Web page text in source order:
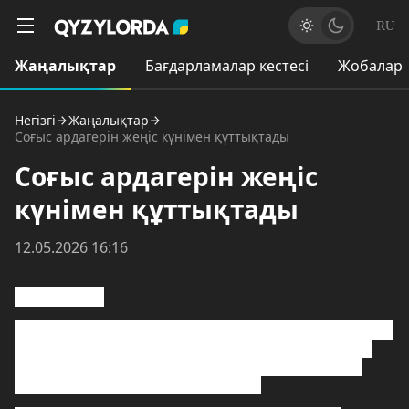
RU
Жаңалықтар Бағдарламалар кестесі Жобалар
Негізгі
Жаңалықтар
Соғыс ардагерін жеңіс күнімен құттықтады
Соғыс ардагерін жеңіс
күнімен құттықтады
12.05.2026 16:16